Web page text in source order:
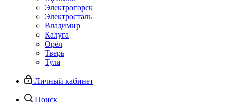
Электрогорск
Электросталь
Владимир
Калуга
Орёл
Тверь
Тула
Личный кабинет
Поиск